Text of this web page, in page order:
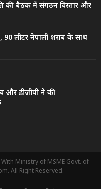
की बैठक में संगठन विस्तार और
90 लीटर नेपाली शराब के साथ
और डीजीपी ने की
Ministry of MSME Govt. of
All Right Reserved.